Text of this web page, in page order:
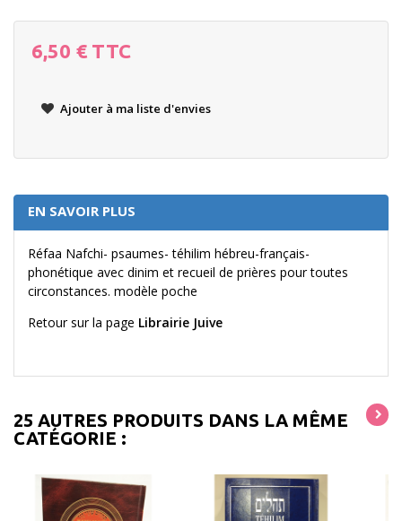
6,50 € TTC
Ajouter à ma liste d'envies
EN SAVOIR PLUS
Réfaa Nafchi- psaumes- téhilim hébreu-français-
phonétique avec dinim et recueil de prières pour toutes
circonstances. modèle poche
Retour sur la page Librairie Juive
25 AUTRES PRODUITS DANS LA MÊME
CATÉGORIE :